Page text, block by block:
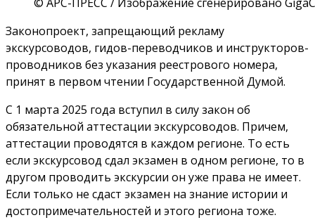
Законопроект, запрещающий рекламу
экскурсоводов, гидов-переводчиков и инструкторов-
проводников без указания реестрового номера,
принят в первом чтении Государственной Думой.
С 1 марта 2025 года вступил в силу закон об
обязательной аттестации экскурсоводов. Причем,
аттестации проводятся в каждом регионе. То есть
если экскурсовод сдал экзамен в одном регионе, то в
другом проводить экскурсии он уже права не имеет.
Eсли только не сдаст экзамен на знание истории и
достопримечательностей и этого региона тоже.